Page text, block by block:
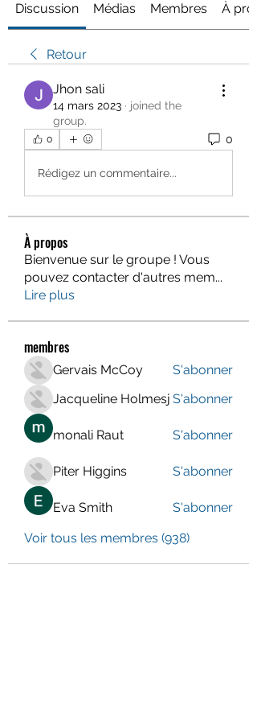
Discussion Médias Membres À
Retour
Jhon sali
14 mars 2023 · joined the
group.
0 0
Rédigez un commentaire...
À propos
Bienvenue sur le groupe ! Vous
pouvez contacter d'autres mem...
Lire plus
membres
Gervais McCoy
S'abonner
Jacqueline Holmesj S'abonner
monali Raut S'abonner
Piter Higgins S'abonner
Eva Smith
S'abonner
Voir tous les membres (938)